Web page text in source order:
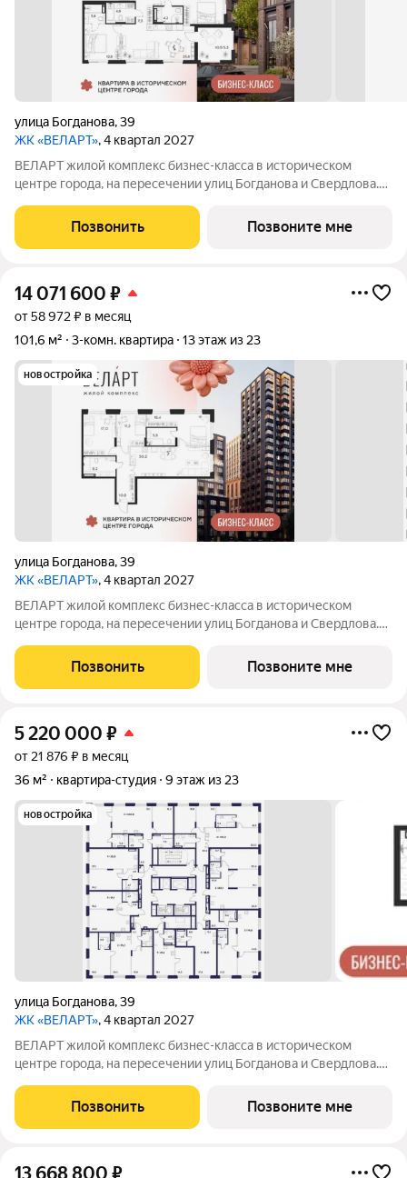
улица Богданова,39
ЖК «ВЕЛАРТ», 4 квартал 2027
ВЕЛАРТ жилой комплекс бизнес-класса в историческом
центре города, на пересечении улиц Богданова и Свердлова.
своей архитектурой Клинкерная плитка и композитные панели
Позвонить Позвоните мне
14 071 600 ₽
от 58 972 ₽ в месяц
101,6 м²
3-комн. квартира 13 этаж из 23
новостройка
улица Богданова,39
ЖК «ВЕЛАРТ», 4 квартал 2027
ВЕЛАРТ жилой комплекс бизнес-класса в историческом
центре города, на пересечении улиц Богданова и Свердлова.
своей архитектурой Клинкерная плитка и композитные панели
Позвонить Позвоните мне
5 220 000 ₽
от 21 876 ₽ в месяц
36 м²
квартира-студия 9 этаж из 23
новостройка
улица Богданова,39
ЖК «ВЕЛАРТ», 4 квартал 2027
ВЕЛАРТ жилой комплекс бизнес-класса в историческом
центре города, на пересечении улиц Богданова и Свердлова.
своей архитектурой Клинкерная плитка и композитные панели
Позвонить Позвоните мне
13 668 800 ₽